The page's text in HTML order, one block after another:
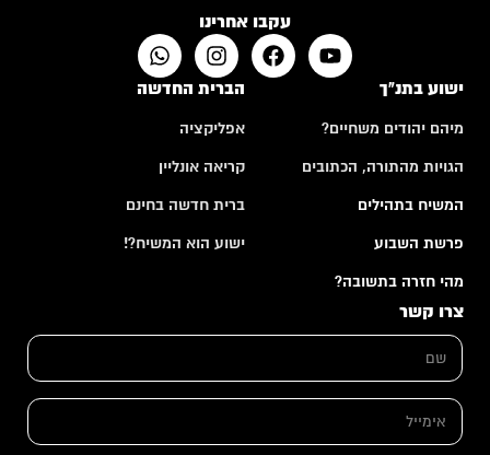
עקבו אחרינו
ישוע בתנ"ך
מיהם יהודים משחיים?
הגויות מהתורה, הכתובים
המשיח בתהילים
פרשת השבוע
מהי חזרה בתשובה?
הברית החדשה
אפליקציה
קריאה אונליין
ברית חדשה בחינם
ישוע הוא המשיח?!
צרו קשר
ש
*
עא
מ